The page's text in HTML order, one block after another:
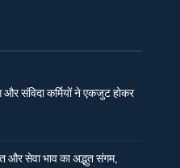
और संविदा कर्मियों ने एकजुट होकर
और सेवा भाव का अद्भुत संगम,